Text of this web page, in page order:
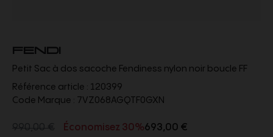
FENDI
Petit Sac à dos sacoche Fendiness nylon noir boucle FF
Référence article : 120399
Code Marque : 7VZ068AGQTF0GXN
Économisez 30%693,00 €